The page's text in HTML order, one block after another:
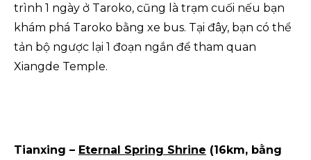
trình 1 ngày ở Taroko, cũng là trạm cuối nếu bạn
khám phá Taroko bằng xe bus. Tại đây, bạn có thể
tản bộ ngược lại 1 đoạn ngắn để tham quan
Xiangde Temple.
Tianxing – Eternal Spring Shrine (16km, bằng